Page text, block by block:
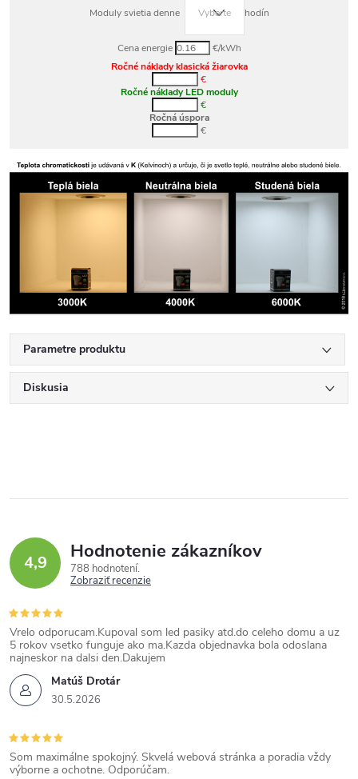
Moduly svietia denne hodín
Cena energie
€/kWh
Ročné náklady klasická žiarovka
€
Ročné náklady LED moduly
€
Ročná úspora
€
Parametre produktu
Diskusia
4,9 Hodnotenie zákazníkov
788 hodnotení
Zobraziť recenzie
Matúš Drotár
30.5.2026
Vrelo odporucam.Kupoval som led pasiky atd.do celeho domu a uz
5 rokov vsetko funguje ako ma.Kazda objednavka bola odoslana
najneskor na dalsi den.Dakujem
Som maximálne spokojný. Skvelá webová stránka a poradia vždy
výborne a ochotne. Odporúčam.